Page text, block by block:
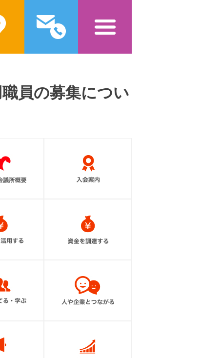
員の募集につい